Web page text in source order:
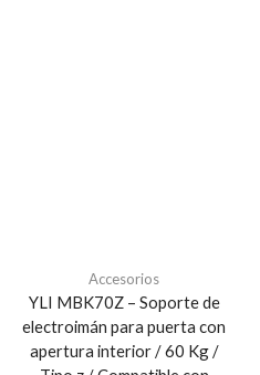
Accesorios
YLI MBK70Z – Soporte de
electroimán para puerta con
apertura interior / 60 Kg /